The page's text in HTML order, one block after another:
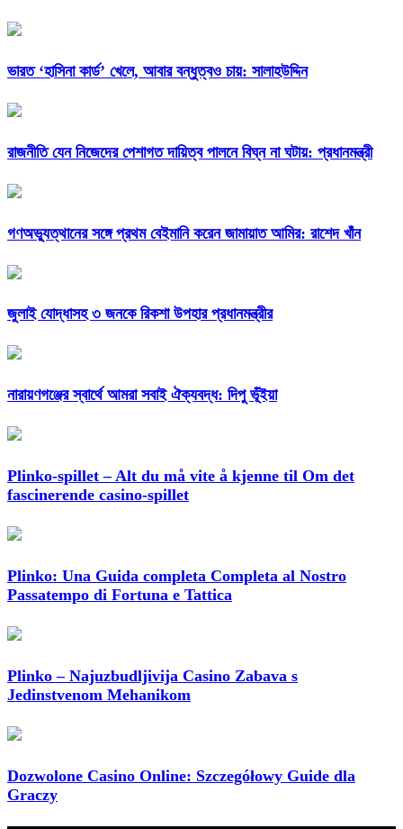
ভারত ‘হাসিনা কার্ড’ খেলে, আবার বন্ধুত্বও চায়: সালাহউদ্দিন
রাজনীতি যেন নিজেদের পেশাগত দায়িত্ব পালনে বিঘ্ন না ঘটায়: প্রধানমন্ত্রী
গণঅভ্যুত্থানের সঙ্গে প্রথম বেইমানি করেন জামায়াত আমির: রাশেদ খাঁন
জুলাই যোদ্ধাসহ ৩ জনকে রিকশা উপহার প্রধানমন্ত্রীর
নারায়ণগঞ্জের স্বার্থে আমরা সবাই ঐক্যবদ্ধ: দিপু ভূঁইয়া
Plinko-spillet – Alt du må vite å kjenne til Om det
fascinerende casino-spillet
Plinko: Una Guida completa Completa al Nostro
Passatempo di Fortuna e Tattica
Plinko – Najuzbudljivija Casino Zabava s
Jedinstvenom Mehanikom
Dozwolone Casino Online: Szczegółowy Guide dla
Graczy